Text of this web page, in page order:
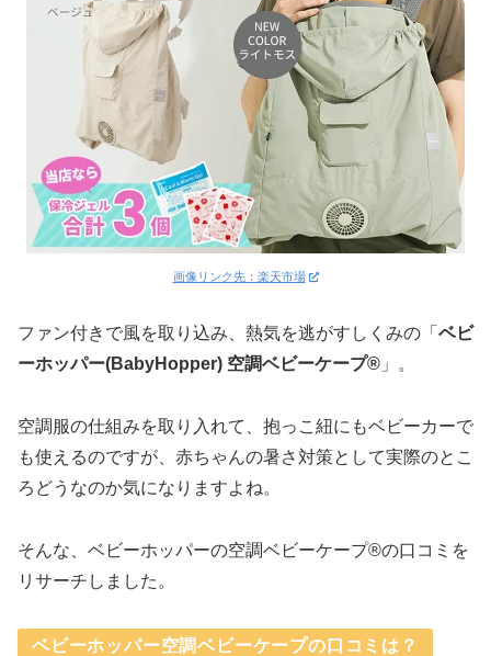
画像リンク先：楽天市場
ファン付きで風を取り込み、熱気を逃がすしくみの「 ベビ
ーホッパー(BabyHopper) 空調ベビーケープ® 」。
空調服の仕組みを取り入れて、抱っこ紐にもベビーカーで
も使えるのですが、赤ちゃんの暑さ対策として実際のとこ
ろどうなのか気になりますよね。
そんな、ベビーホッパーの空調ベビーケープ®の口コミを
リサーチしました。
ベビーホッパー空調ベビーケープの口コミは？